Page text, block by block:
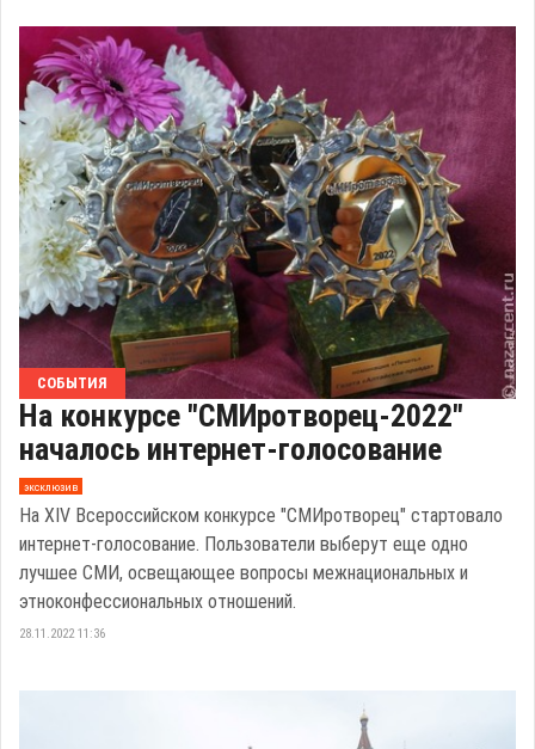
СОБЫТИЯ
На конкурсе "СМИротворец-2022"
началось интернет-голосование
эксклюзив
На ХIV Всероссийском конкурсе "СМИротворец" стартовало
интернет-голосование. Пользователи выберут еще одно
лучшее СМИ, освещающее вопросы межнациональных и
этноконфессиональных отношений.
28.11.2022 11:36